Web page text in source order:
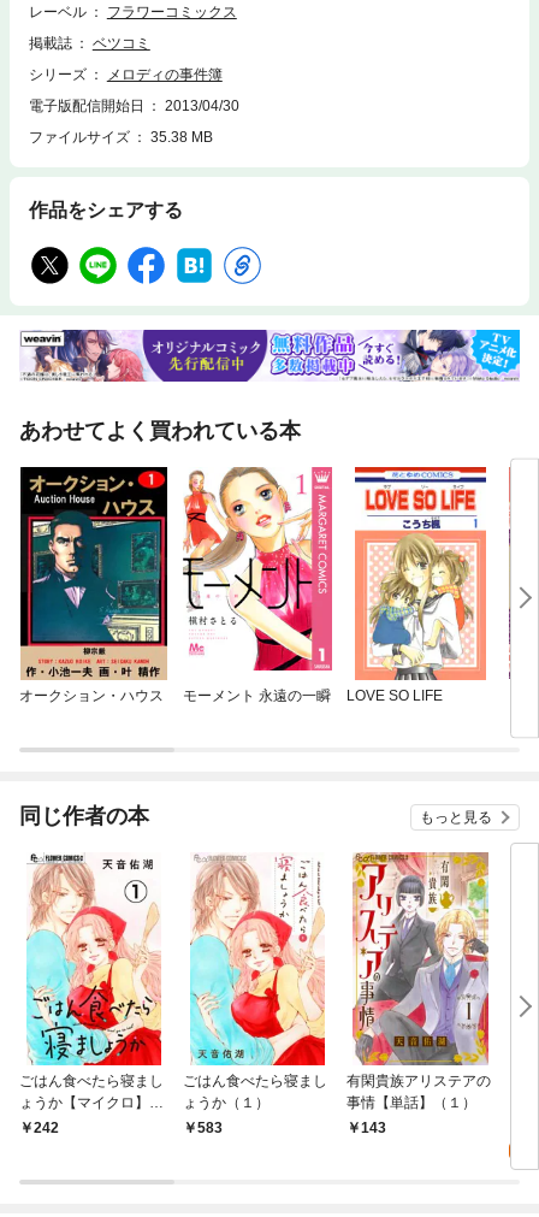
レーベル
フラワーコミックス
掲載誌
ベツコミ
シリーズ
メロディの事件簿
電子版配信開始日
2013/04/30
ファイルサイズ
35.38 MB
作品をシェアする
あわせてよく買われている本
オークション・ハウス モーメント 永遠の一瞬 LOVE SO LIFE
同じ作者の本 もっと見る
ごはん食べたら寝まし
ょうか【マイクロ】
（１）
242
ごはん食べたら寝まし
ょうか（１）
583
有閑貴族アリステアの
事情【単話】（１）
143